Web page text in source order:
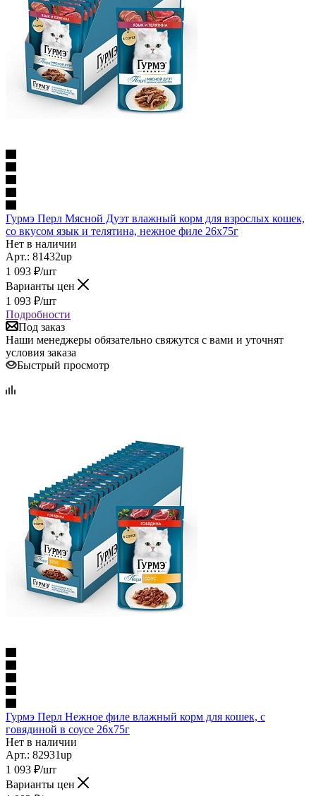
Гурмэ Перл Мясной Дуэт влажный корм для взрослых кошек,
со вкусом язык и телятина, нежное филе 26х75г
Нет в наличии
Арт.: 81432up
1 093 ₽/шт
Варианты цен
1 093 ₽/шт
Подробности
Под заказ
Наши менеджеры обязательно свяжутся с вами и уточнят
условия заказа
Быстрый просмотр
Гурмэ Перл Нежное филе влажный корм для кошек, с
говядиной в соусе 26х75г
Нет в наличии
Арт.: 82931up
1 093 ₽/шт
Варианты цен